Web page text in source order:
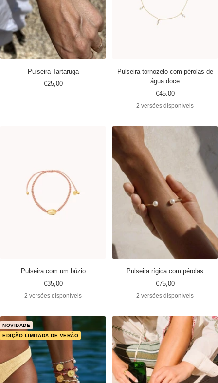
Pulseira Tartaruga
Preço
€25,00
Pulseira tornozelo com pérolas de
água doce
Preço
promocional
€45,00
2 versões disponíveis
Pulseira com um búzio
Preço
promocional
€35,00
2 versões disponíveis
Pulseira rígida com pérolas
Preço
promocional
€75,00
2 versões disponíveis
NOVIDADE
EDIÇÃO LIMITADA DE VERÃO